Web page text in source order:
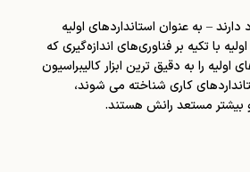
– به عنوان استانداردهای اولیه
با تکیه بر فناوری‌های اندازه‌گیری که
را به دقیق ترین ابزار کالیبراسیون
کاری شناخته می شوند،
بیشتر مستعد رانش هستند.